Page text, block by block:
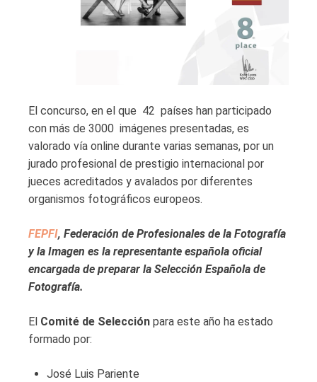
El concurso, en el que 42 países han participado
con más de 3000 imágenes presentadas, es
valorado vía online durante varias semanas, por un
jurado profesional de prestigio internacional por
jueces acreditados y avalados por diferentes
organismos fotográficos europeos.
FEPFI, Federación de Profesionales de la Fotografía
y la Imagen es la representante española oficial
encargada de preparar la Selección Española de
Fotografía.
El Comité de Selección para este año ha estado
formado por:
José Luis Pariente